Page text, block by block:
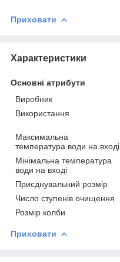
Приховати
Характеристики
Основні атрибути
Виробник
Використання
Максимальна
температура води на вході
Мінімальна температура
води на вході
Приєднувальний розмір
Число ступенів очищення
Розмір колби
Приховати